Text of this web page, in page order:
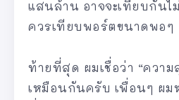
แสนล้าน อาจจะเทียบกันไ
ควรเทียบพอร์ตขนาดพอๆ
ท้ายที่สุด ผมเชื่อว่า “ความ
เหมือนกันครับ เพื่อนๆ ผม